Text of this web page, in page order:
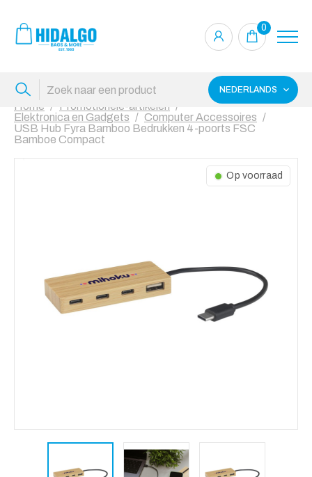
0
NEDERLANDS
Home
Promotionele-artikelen
Elektronica en Gadgets
Computer Accessoires
USB Hub Fyra Bamboo Bedrukken 4-poorts FSC
Bamboe Compact
Op voorraad